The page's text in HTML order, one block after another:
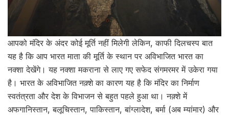
आपको मंदिर के अंदर कोई मूर्ति नहीं मिलेगी लेकिन, काफी दिलचस्प बात
यह है कि आप भारत माता की मूर्ति के स्थान पर अविभाजित भारत का
नक्शा देखेंगे। यह नक्शा मकराना से लाए गए सफेद संगमरमर में उकेरा गया
है। भारत के अविभाजित नक़्शे का कारण यह है कि मंदिर का निर्माण
स्वतंत्रता और देश के विभाजन से बहुत पहले हुआ था। नक़्शे में
अफगानिस्तान, बलूचिस्तान, पाकिस्तान, बांग्लादेश, बर्मा (अब म्यांमार) और